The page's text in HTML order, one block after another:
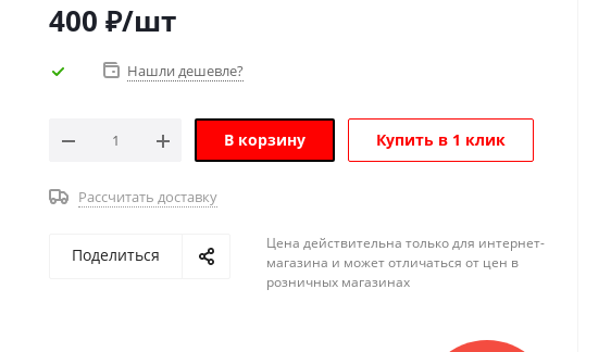
400 ₽/шт
Нашли дешевле?
В корзину Купить в 1 клик
Рассчитать доставку
Поделиться
Цена действительна только для интернет-
магазина и может отличаться от цен в
розничных магазинах